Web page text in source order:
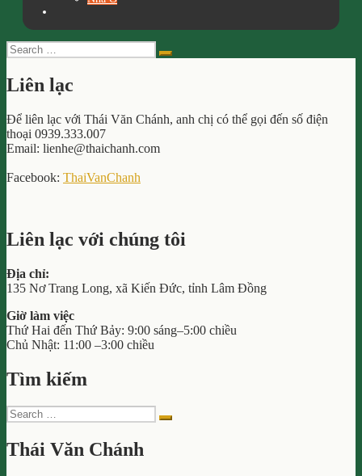
Search
for:
Search
Liên lạc
Để liên lạc với Thái Văn Chánh, anh chị có thể gọi đến số điện
thoại 0939.333.007
Email: lienhe@thaichanh.com
Facebook: ThaiVanChanh
Liên lạc với chúng tôi
Địa chỉ:
135 Nơ Trang Long, xã Kiến Đức, tỉnh Lâm Đồng
Giờ làm việc
Thứ Hai đến Thứ Bảy: 9:00 sáng–5:00 chiều
Chủ Nhật: 11:00 –3:00 chiều
Tìm kiếm
Search
for:
Search
Thái Văn Chánh